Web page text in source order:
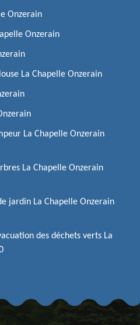
Onzerain
Onzerain
La Chapelle Onzerain
La Chapelle Onzerain
La Chapelle Onzerain
jardin La Chapelle Onzerain
des déchets verts La